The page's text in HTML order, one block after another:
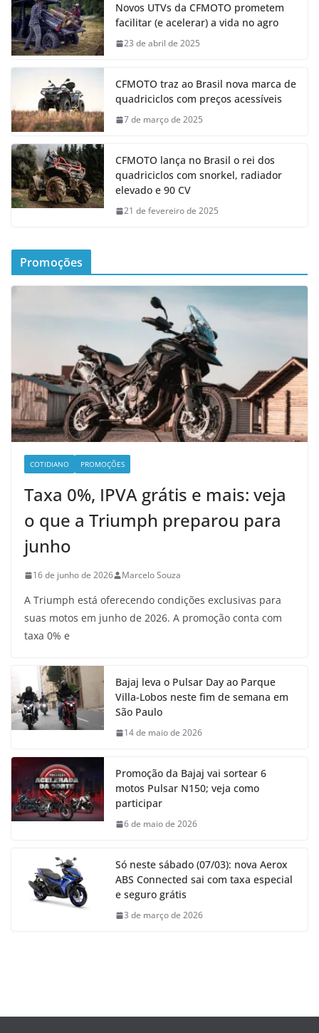
Novos UTVs da CFMOTO prometem
facilitar (e acelerar) a vida no agro
23 de abril de 2025
CFMOTO traz ao Brasil nova marca de
quadriciclos com preços acessíveis
7 de março de 2025
CFMOTO lança no Brasil o rei dos
quadriciclos com snorkel, radiador
elevado e 90 CV
21 de fevereiro de 2025
Promoções
COTIDIANO PROMOÇÕES
Taxa 0%, IPVA grátis e mais: veja
o que a Triumph preparou para
junho
16 de junho de 2026 Marcelo Souza
A Triumph está oferecendo condições exclusivas para
suas motos em junho de 2026. A promoção conta com
taxa 0% e
Bajaj leva o Pulsar Day ao Parque
Villa-Lobos neste fim de semana em
São Paulo
14 de maio de 2026
Promoção da Bajaj vai sortear 6
motos Pulsar N150; veja como
participar
6 de maio de 2026
Só neste sábado (07/03): nova Aerox
ABS Connected sai com taxa especial
e seguro grátis
3 de março de 2026